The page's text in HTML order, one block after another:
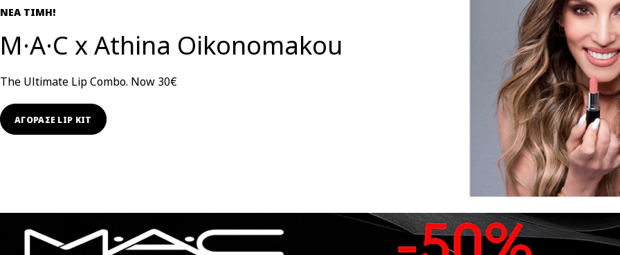
ΝΕΑ ΤΙΜΗ!
M·A·C x Athina Oikonomakou
The Ultimate Lip Combo. Now 30€
ΑΓΟΡΑΣΕ LIP KIT